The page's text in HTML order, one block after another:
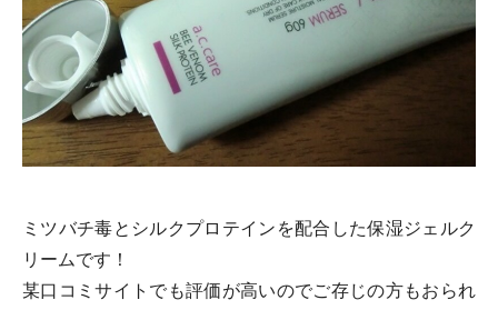
ミツバチ毒とシルクプロテインを配合した保湿ジェルク
リームです！
某口コミサイトでも評価が高いのでご存じの方もおられ